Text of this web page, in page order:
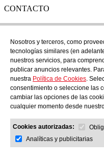
CONTACTO
Si tienes cualquier duda
TEL: +34 972 21 30 04
EMAIL:
SÍGUENOS EN
Instagram
Financiado
Nosotros y terceros, como
tecnologías similares (en
nuestros servicios, para
publicar anuncios relevantes.
nuestra Política de Cookies.
consentimiento o seleccione las
cambiar las opciones de las
cualquier momento desde
Cookies autorizadas:
Analíticas y publicitarias